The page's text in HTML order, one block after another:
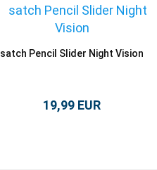
satch Pencil Slider Night Vision
19,99 EUR